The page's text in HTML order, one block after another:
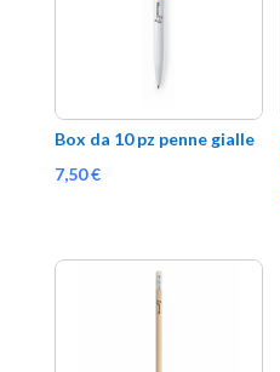
Box da 10 pz penne gialle
7,50€